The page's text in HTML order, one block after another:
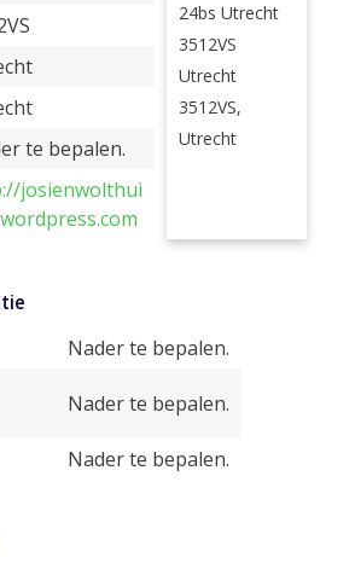
te bepalen.
josienwolthui
24bs Utrecht
3512VS
Utrecht
3512VS,
Utrecht
Nader te bepalen.
Nader te bepalen.
Nader te bepalen.